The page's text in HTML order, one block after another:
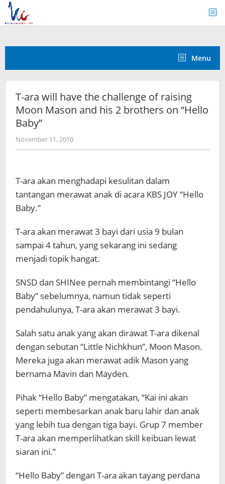
Skip
content
Menu
T-ara will have the challenge of raising
Moon Mason and his 2 brothers on “Hello
Baby”
November 11, 2010by
Koreanindo
T-ara akan menghadapi kesulitan dalam
tantangan merawat anak di acara KBS JOY “Hello
Baby.”
T-ara akan merawat 3 bayi dari usia 9 bulan
sampai 4 tahun, yang sekarang ini sedang
menjadi topik hangat.
SNSD dan SHINee pernah membintangi “Hello
Baby” sebelumnya, namun tidak seperti
pendahulunya, T-ara akan merawat 3 bayi.
Salah satu anak yang akan dirawat T-ara dikenal
dengan sebutan “Little Nichkhun”, Moon Mason.
Mereka juga akan merawat adik Mason yang
bernama Mavin dan Mayden.
Pihak “Hello Baby” mengatakan, “Kai ini akan
seperti membesarkan anak baru lahir dan anak
yang lebih tua dengan tiga bayi. Grup 7 member
T-ara akan memperlihatkan skill keibuan lewat
siaran ini.”
“Hello Baby” dengan T-ara akan tayang perdana